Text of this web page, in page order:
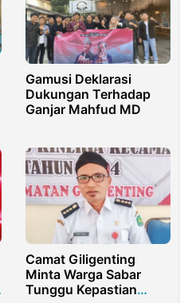
Gamusi Deklarasi
Dukungan Terhadap
Ganjar Mahfud MD
Camat Giligenting
Minta Warga Sabar
Tunggu Kepastian